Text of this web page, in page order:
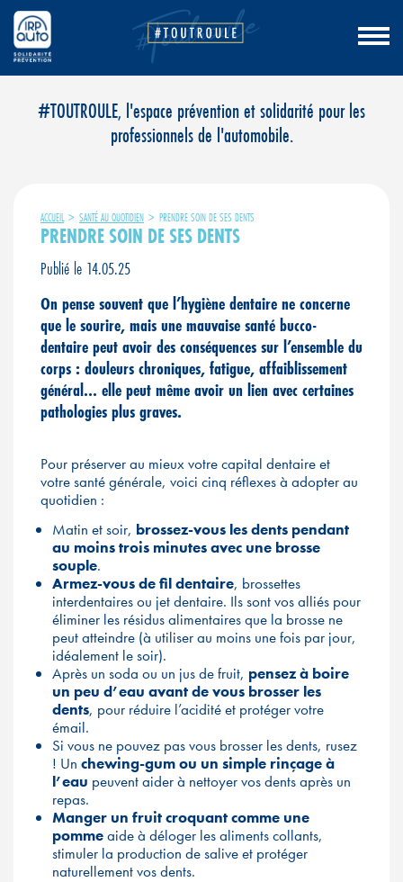
#TOUTROULE, l'espace prévention et solidarité pour les
professionnels de l'automobile.
ACCUEIL > SANTÉ AU QUOTIDIEN > PRENDRE SOIN DE SES DENTS
PRENDRE SOIN DE SES DENTS
Publié le 14.05.25
On pense souvent que l’hygiène dentaire ne concerne
que le sourire, mais une mauvaise santé bucco-
dentaire peut avoir des conséquences sur l’ensemble du
corps : douleurs chroniques, fatigue, affaiblissement
général… elle peut même avoir un lien avec certaines
pathologies plus graves.
Pour préserver au mieux votre capital dentaire et
votre santé générale, voici cinq réflexes à adopter au
quotidien :
Matin et soir, brossez-vous les dents pendant
au moins trois minutes avec une brosse
souple.
Armez-vous de fil dentaire, brossettes
interdentaires ou jet dentaire. Ils sont vos alliés pour
éliminer les résidus alimentaires que la brosse ne
peut atteindre (à utiliser au moins une fois par jour,
idéalement le soir).
Après un soda ou un jus de fruit, pensez à boire
un peu d’eau avant de vous brosser les
dents, pour réduire l’acidité et protéger votre
émail.
Si vous ne pouvez pas vous brosser les dents, rusez
! Un chewing-gum ou un simple rinçage à
l’eau peuvent aider à nettoyer vos dents après un
repas.
Manger un fruit croquant comme une
pommeaide à déloger les aliments collants,
stimuler la production de salive et protéger
naturellement vos dents.